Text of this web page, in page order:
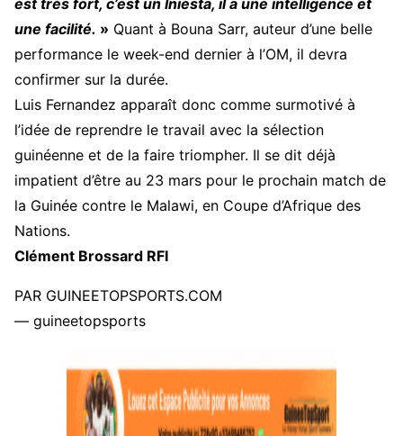
est très fort, c’est un Iniesta, il a une intelligence et
une facilité. » Quant à Bouna Sarr, auteur d’une belle
performance le week-end dernier à l’OM, il devra
confirmer sur la durée.
Luis Fernandez apparaît donc comme surmotivé à
l’idée de reprendre le travail avec la sélection
guinéenne et de la faire triompher. Il se dit déjà
impatient d’être au 23 mars pour le prochain match de
la Guinée contre le Malawi, en Coupe d’Afrique des
Nations.
Clément Brossard RFI
PAR GUINEETOPSPORTS.COM
— guineetopsports